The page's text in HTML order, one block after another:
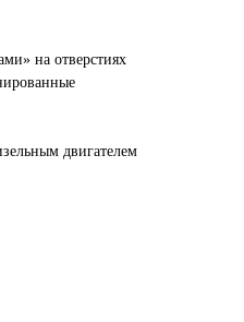
на отверстиях
двигателем